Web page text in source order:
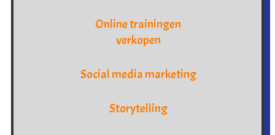
Online trainingen
verkopen
Social media marketing
Storytelling